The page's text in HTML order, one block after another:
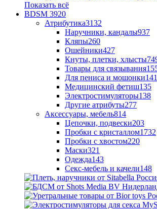
Показать всё
BDSM 3920
Атрибутика3132
Наручники, кандалы937
Кляпы260
Ошейники427
Кнуты, плетки, хлысты
Товары для связывания
Для пениса и мошонки141
Медицинский фетиш135
Электростимуляторы138
Другие атрибуты277
Аксессуары, мебель814
Цепочки, подвески203
Пробки с кристаллом1732
Пробки с хвостом220
Маски321
Одежда143
Секс-мебель и качели148